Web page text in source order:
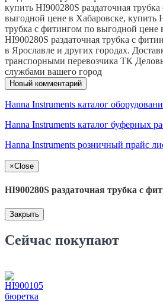
купить HI900280S раздаточная
выгодной цене в Хабаровске, купить
трубка с фитингом по выгодной цене
HI900280S раздаточная трубка с
в Ярославле и других городах.
транспорными перевозчика ТК
службами вашего город
Новый комментарий
Hanna Instruments каталог
Hanna Instruments каталог буферных
Hanna Instruments розничный прайс
×Close
HI900280S раздаточная трубка с
Закрыть
Сейчас покупают